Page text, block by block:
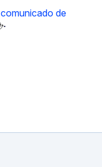
comunicado de
.